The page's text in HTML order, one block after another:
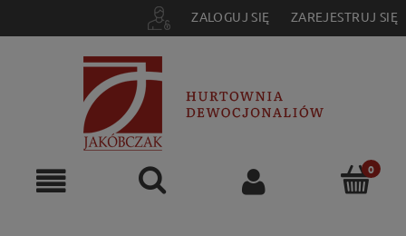
ZALOGUJ SIĘ ZAREJESTRUJ SIĘ